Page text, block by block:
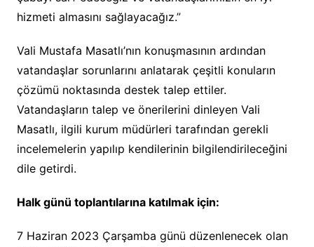
hizmeti almasını sağlayacağız.”
Vali Mustafa Masatlı’nın konuşmasının ardından
vatandaşlar sorunlarını anlatarak çeşitli konuların
çözümü noktasında destek talep ettiler.
Vatandaşların talep ve önerilerini dinleyen Vali
Masatlı, ilgili kurum müdürleri tarafından gerekli
incelemelerin yapılıp kendilerinin bilgilendirileceğini
dile getirdi.
Halk günü toplantılarına katılmak için:
7 Haziran 2023 Çarşamba günü düzenlenecek olan